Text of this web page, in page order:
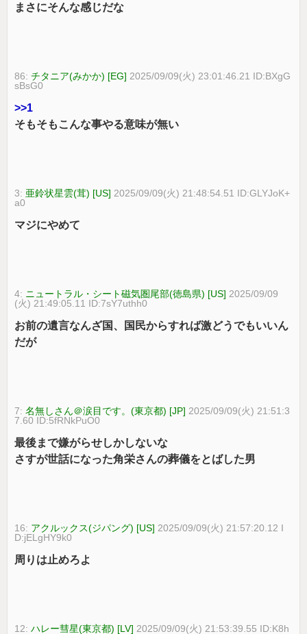
まさにそんな感じだな
86:チタニア(みかか) [EG] 2025/09/09(火) 23:01:46.21 ID:BXgG
sBsG0
>>1
そもそもこんな事やる意味が無い
3: 亜鈴状星雲(茸) [US] 2025/09/09(火) 21:48:54.51 ID:GLYJoK+
a0
マジにやめて
4: ニュートラル・シート磁気圏尾部(徳島県) [US] 2025/09/09
(火) 21:49:05.11 ID:7sY7uthh0
お前の遺言なんざ国、国民からすれば激どうでもいいん
だが
7:名無しさん＠涙目です。(東京都) [JP] 2025/09/09(火) 21:51:3
7.60 ID:5fRNkPuO0
最後まで嫌がらせしかしないな
さすが世話になった角栄さんの葬儀をとばした男
16: アクルックス(ジパング) [US] 2025/09/09(火) 21:57:20.12 I
D:jELgHY9k0
周りは止めろよ
12:ハレー彗星(東京都) [LV] 2025/09/09(火) 21:53:39.55 ID:K8h